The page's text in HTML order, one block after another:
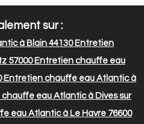
sur :
à Blain 44130Entretien
57000Entretien chauffe eau
Entretien chauffe eau Atlantic à
eau Atlantic à Dives sur
eau Atlantic à Le Havre 76600